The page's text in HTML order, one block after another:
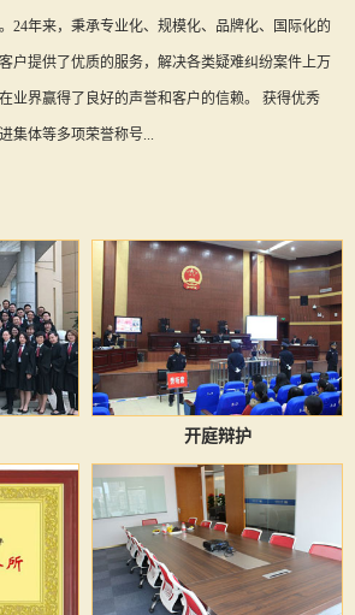
24年来，秉承专业化、规模化、品牌化、国际化的
户提供了优质的服务，解决各类疑难纠纷案件上万
业界赢得了良好的声誉和客户的信赖。 获得优秀
集体等多项荣誉称号...
开庭辩护